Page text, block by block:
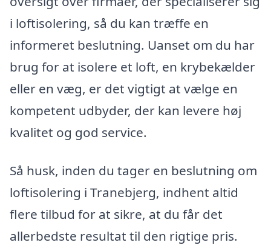
i loftisolering, så du kan træffe en
informeret beslutning. Uanset om du har
brug for at isolere et loft, en krybekælder
eller en væg, er det vigtigt at vælge en
kompetent udbyder, der kan levere høj
kvalitet og god service.
Så husk, inden du tager en beslutning om
loftisolering i Tranebjerg, indhent altid
flere tilbud for at sikre, at du får det
allerbedste resultat til den rigtige pris.